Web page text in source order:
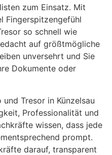
zum Einsatz. Mit
Fingerspitzengefühl
so schnell wie
auf größtmögliche
unversehrt und Sie
Dokumente oder
Tresor in Künzelsau
Professionalität und
wissen, dass jede
prompt.
darauf, transparent